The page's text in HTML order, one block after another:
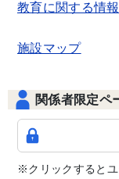
教育に関する情報
施設マップ
関係者限定ペ
※クリックすると